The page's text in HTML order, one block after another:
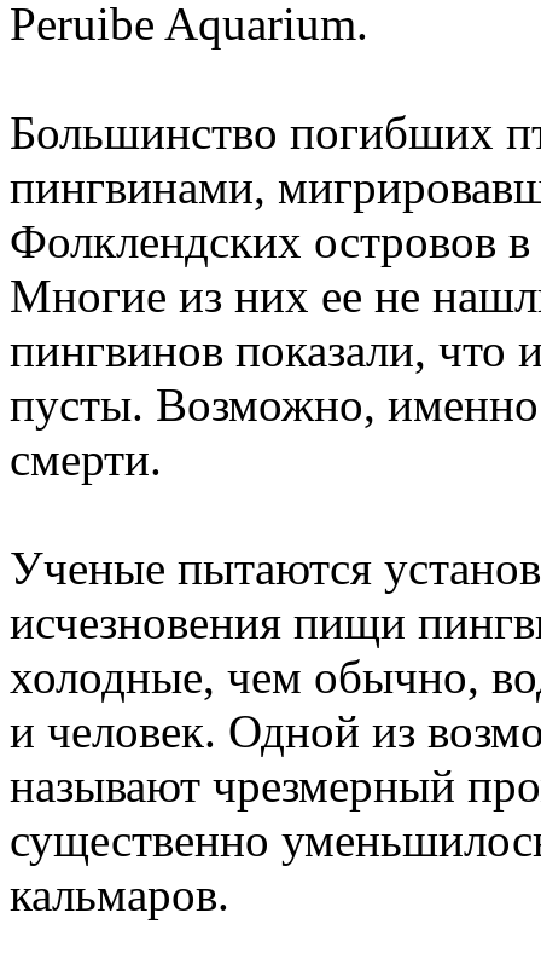
Peruibe Aquarium.
Большинство погибших
пингвинами,
Фолклендских островов
Многие из них ее не
пингвинов показали,
пусты. Возможно,
смерти.
Ученые пытаются
исчезновения пищи
холодные, чем обычно,
и человек. Одной из
называют чрезмерный
существенно
кальмаров.